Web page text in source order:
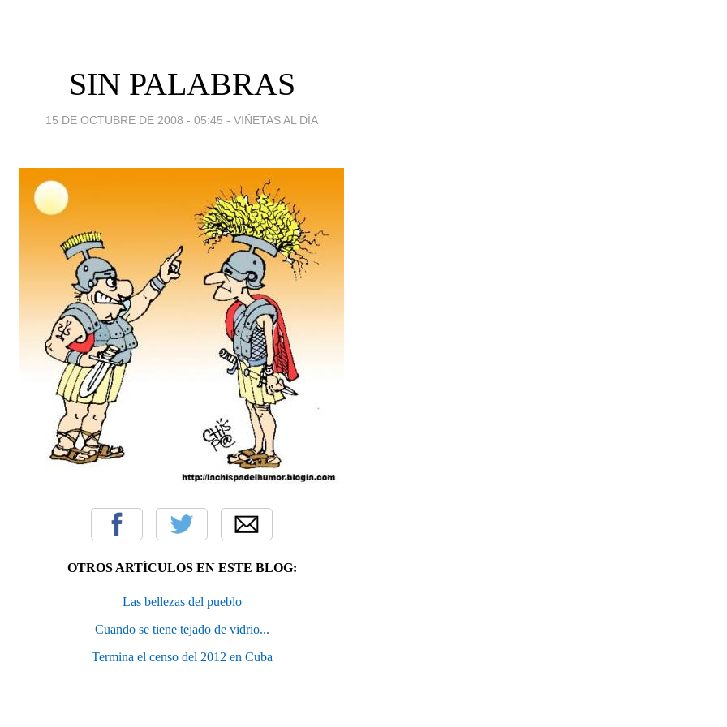
SIN PALABRAS
15 DE OCTUBRE DE 2008 - 05:45 - VIÑETAS AL DÍA
OTROS ARTÍCULOS EN ESTE BLOG:
Las bellezas del pueblo
Cuando se tiene tejado de vidrio...
Termina el censo del 2012 en Cuba